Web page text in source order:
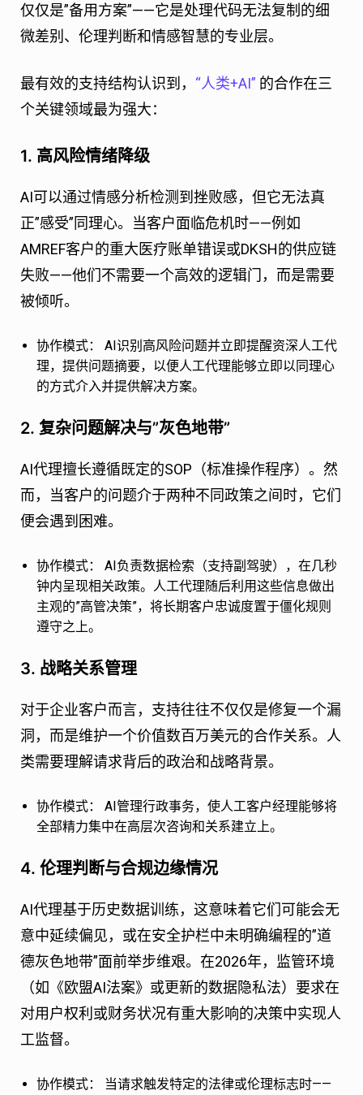
仅仅是”备用方案”——它是处理代码无法复制的细
微差别、伦理判断和情感智慧的专业层。
最有效的支持结构认识到， “人类+AI” 的合作在三
个关键领域最为强大：
1. 高风险情绪降级
AI可以通过情感分析检测到挫败感，但它无法真
正”感受”同理心。当客户面临危机时——例如
AMREF客户的重大医疗账单错误或DKSH的供应链
失败——他们不需要一个高效的逻辑门，而是需要
被倾听。
协作模式：
AI识别高风险问题并立即提醒资深人工代
理，提供问题摘要，以便人工代理能够立即以同理心
的方式介入并提供解决方案。
2. 复杂问题解决与”灰色地带”
AI代理擅长遵循既定的SOP（标准操作程序）。然
而，当客户的问题介于两种不同政策之间时，它们
便会遇到困难。
协作模式：
AI负责数据检索（支持副驾驶），在几秒
钟内呈现相关政策。人工代理随后利用这些信息做出
主观的”高管决策”，将长期客户忠诚度置于僵化规则
遵守之上。
3. 战略关系管理
对于企业客户而言，支持往往不仅仅是修复一个漏
洞，而是维护一个价值数百万美元的合作关系。人
类需要理解请求背后的政治和战略背景。
协作模式：
AI管理行政事务，使人工客户经理能够将
全部精力集中在高层次咨询和关系建立上。
4. 伦理判断与合规边缘情况
AI代理基于历史数据训练，这意味着它们可能会无
意中延续偏见，或在安全护栏中未明确编程的”道
德灰色地带”面前举步维艰。在2026年，监管环境
（如《欧盟AI法案》或更新的数据隐私法）要求在
对用户权利或财务状况有重大影响的决策中实现人
工监督。
协作模式：
当请求触发特定的法律或伦理标志时——